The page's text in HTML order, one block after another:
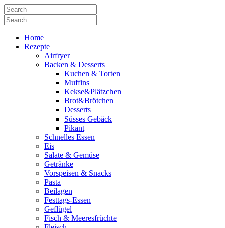
Home
Rezepte
Airfryer
Backen & Desserts
Kuchen & Torten
Muffins
Kekse&Plätzchen
Brot&Brötchen
Desserts
Süsses Gebäck
Pikant
Schnelles Essen
Eis
Salate & Gemüse
Getränke
Vorspeisen & Snacks
Pasta
Beilagen
Festtags-Essen
Geflügel
Fisch & Meeresfrüchte